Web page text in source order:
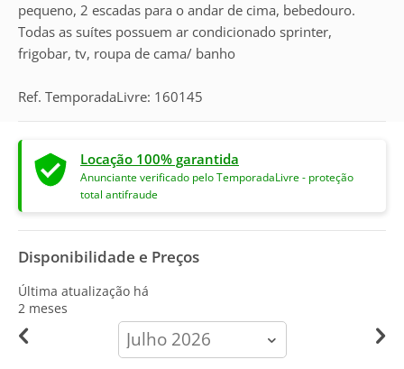
pequeno, 2 escadas para o andar de cima, bebedouro.
Todas as suítes possuem ar condicionado sprinter,
frigobar, tv, roupa de cama/ banho
Ref. TemporadaLivre: 160145
Locação 100% garantida
Anunciante verificado pelo TemporadaLivre - proteção
total antifraude
Disponibilidade e Preços
Última atualização há
2 meses
calendar-
month